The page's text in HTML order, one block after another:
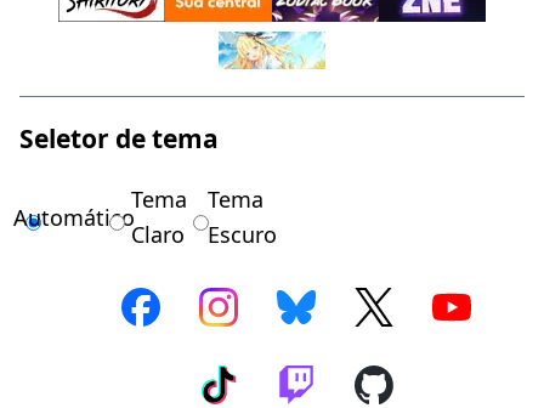
Seletor de tema
Automático
Tema
Claro
Tema
Escuro